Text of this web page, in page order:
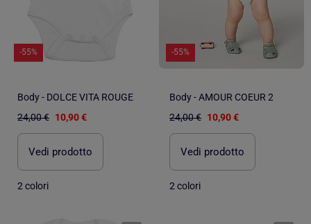
-55%
Body - DOLCE VITA ROUGE
24,00 € 10,90 €
Vedi prodotto
2 colori
-55%
Body - AMOUR COEUR 2
24,00 € 10,90 €
Vedi prodotto
2 colori